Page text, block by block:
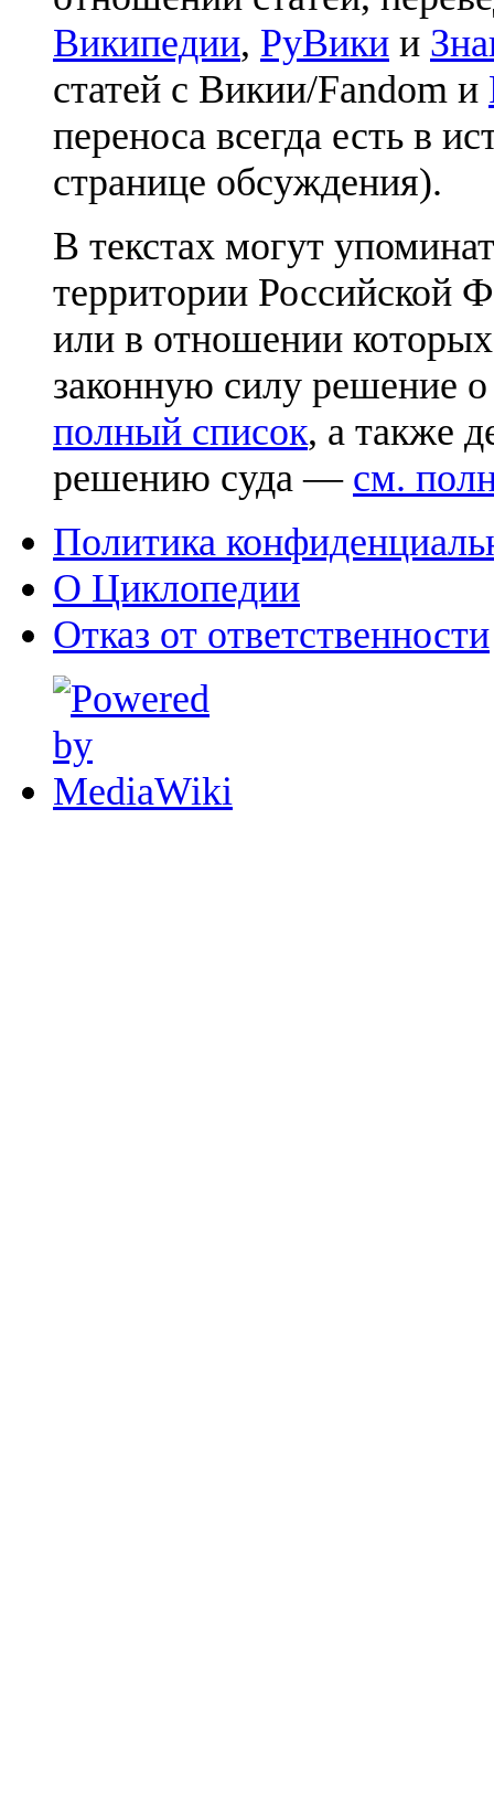
Википедии, РуВики и
статей с Викии/Fandom и
переноса всегда есть в
странице обсуждения).
В текстах могут
территории Российской
или в отношении
законную силу решение
полный список, а также
решению суда — см.
Политика
О Циклопедии
Отказ от ответственности